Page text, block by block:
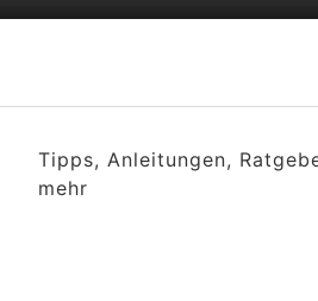
Tipps, Anleitungen,
mehr